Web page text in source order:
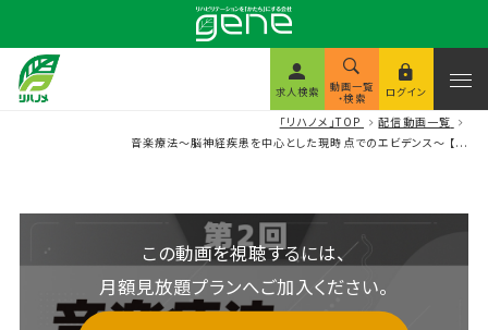
求人検索 動画一覧
・検索 ログイン
「リハノメ」TOP
配信動画一覧
音楽療法～脳神経疾患を中心とした現時点でのエビデンス～ 【...
この動画を視聴するには、
月額見放題プランへご加入ください。